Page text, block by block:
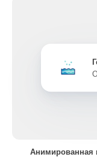
Анимированная